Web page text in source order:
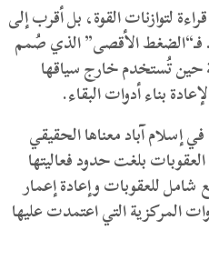
لتوازنات القوة، بل أقرب إلى
فـ“الضغط الأقصى” الذي صُمم
حين تُستخدم خارج سياقها
بناء أدوات البقاء.
إسلام آباد معناها الحقيقي
العقوبات بلغت حدود فعاليتها
للعقوبات وإعادة إعمار
المركزية التي اعتمدت عليها